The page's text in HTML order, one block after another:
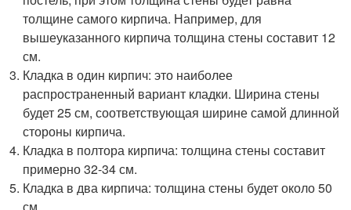
толщине самого кирпича. Например, для
вышеуказанного кирпича толщина стены составит 12
см.
Кладка в один кирпич: это наиболее
распространенный вариант кладки. Ширина стены
будет 25 см, соответствующая ширине самой длинной
стороны кирпича.
Кладка в полтора кирпича: толщина стены составит
примерно 32-34 см.
Кладка в два кирпича: толщина стены будет около 50
см.